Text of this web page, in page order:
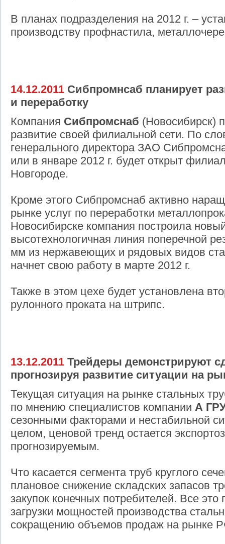
В планах подразделения на 2012 г. –
производству профнастила,
14.12.2011 Сибпромнсаб планирует
и переработку
Компания Сибпромснаб (Новосибирск)
развитие своей филиальной сети. По
генерального директора ЗАО
или в январе 2012 г. будет открыт
Новгороде.
Кроме этого Сибпромснаб активно
рынке услуг по переработки
Новосибирске компания построила
высотехнологичная линия поперечной
мм из нержавеющих и рядовых видов
начнет свою работу в марте 2012 г.
Также в этом цехе будет установлена
рулонного проката на штрипс.
13.12.2011 Трейдеры демонстрируют
прогнозируя развитие ситуации на
Текущая ситуация на рынке стальных
по мнению специалистов компании А
сезонными факторами и нестабильной
целом, ценовой тренд остается
прогнозируемым.
Что касается сегмента труб круглого
плановое снижение складских запасов
закупок конечных потребителей. Все
загрузки мощностей производства
сокращению объемов продаж на рынке